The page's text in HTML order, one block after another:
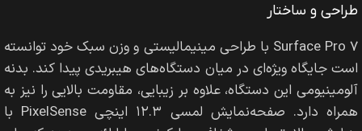
طراحی و ساختار
Surface Pro 7 با طراحی مینیمالیستی و وزن سبک خود توانسته
است جایگاه ویژه‌ای در میان دستگاه‌های هیبریدی پیدا کند. بدنه
آلومینیومی این دستگاه، علاوه بر زیبایی، مقاومت بالایی را نیز به
همراه دارد. صفحه‌نمایش لمسی ۱۲.۳ اینچی PixelSense با